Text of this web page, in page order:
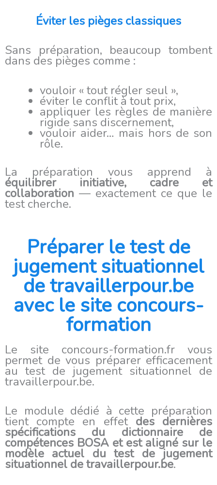
Éviter les pièges classiques
Sans préparation, beaucoup tombent
dans des pièges comme :
vouloir « tout régler seul »,
éviter le conflit à tout prix,
appliquer les règles de manière
rigide sans discernement,
vouloir aider… mais hors de son
rôle.
La préparation vous apprend à
équilibrer initiative, cadre et
collaboration — exactement ce que le
test cherche.
Préparer le test de
jugement situationnel
de travaillerpour.be
avec le site concours-
formation
Le site concours-formation.fr vous
permet de vous préparer efficacement
au test de jugement situationnel de
travaillerpour.be.
Le module dédié à cette préparation
tient compte en effet des dernières
spécifications du dictionnaire de
compétences BOSA et est aligné sur le
modèle actuel du test de jugement
situationnel de travaillerpour.be.